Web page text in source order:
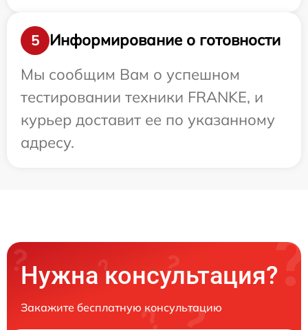
5
Информирование о готовности
Мы сообщим Вам о успешном
тестировании техники FRANKE, и
курьер доставит ее по указанному
адресу.
Нужна консультация?
Закажите бесплатную консультацию